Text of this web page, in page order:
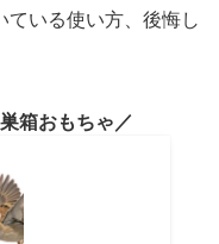
ている使い方、後悔し
箱おもちゃ